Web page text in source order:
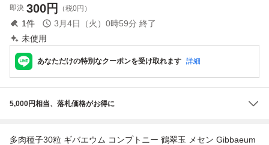
即決 300円 （税0円）
1件 3月4日（火）0時59分 終了
未使用
あなただけの特別なクーポンを受け取れます 詳細
5,000円相当、落札価格がお得に
多肉種子30粒 ギバエウム コンプトニー 鶴翠玉 メセン Gibbaeum